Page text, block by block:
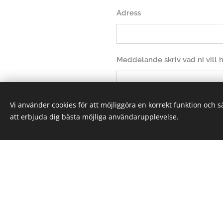
Adress
Meddelande skriv vad ni vill
Vi använder cookies för att möjliggöra en korrekt funktion och
att erbjuda dig bästa möjliga användarupplevelse.